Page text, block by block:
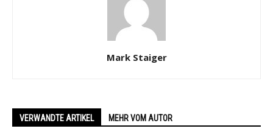
Mark Staiger
VERWANDTE ARTIKEL MEHR VOM AUTOR